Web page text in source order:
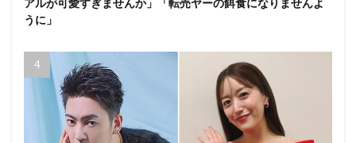
うに」